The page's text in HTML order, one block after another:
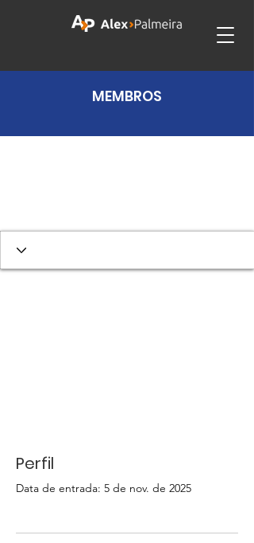
MEMBROS
Perfil
Data de entrada: 5 de nov. de 2025